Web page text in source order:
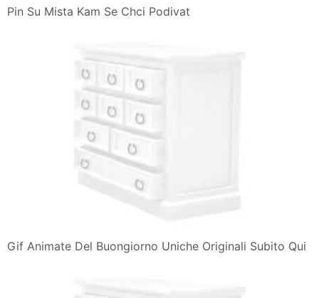
Pin Su Mista Kam Se Chci Podivat
Gif Animate Del Buongiorno Uniche Originali Subito Qui